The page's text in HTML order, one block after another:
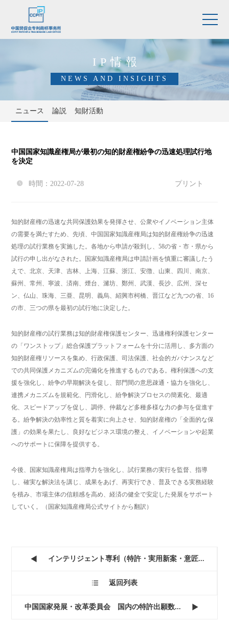
IP情報
NEWS AND INSIGHTS
ニュース 論説 知財活動
中国国家知識産権局が最初の知的財産権紛争の迅速処理試行地
を決定
 時間：2022-07-28 プリント
知的財産権の迅速な共同保護効果を発揮させ、公衆やイノベーション主体
の需要を満たすため、先頃、中国国家知識産権局は知的財産権紛争の迅速
処理の試行業務を実施した。各地から申請が殺到し、58の省・市・県から
試行の申し出がなされた。国家知識産権局は申請計画を慎重に審議したう
えで、北京、天津、吉林、上海、江蘇、浙江、安徴、山東、四川、南京、
蘇州、常州、寧波、済南、煙台、濰坊、鄭州、武漢、長沙、広州、深セ
ン、仏山、珠海、三亜、昆明、義烏、紹興市柯橋、晋江など九つの省、16
の市、三つの県を最初の試行地に決定した。
知的財産権の試行業務は知的財産権保護センター、迅速権利保護センター
の「ワンストップ」総合保護プラットフォームを十分に活用し、多方面の
知的財産権リソースを集め、行政保護、司法保護、社会的ガバナンスなど
での共同保護メカニズムの完備化を推進するものである。権利保護への支
援を強化し、紛争の早期解決を促し、部門間の意思疎通・協力を強化し、
連携メカニズムを規範化、円滑化し、紛争解決プロセスの簡素化、最適
化、スピードアップを促し、調停、仲裁など多種多様な力の参与を促進す
る。紛争解決の効率性と質を着実に向上させ、知的財産権の「全面的な保
護」の効果を果たし、良好なビジネス環境の整え、イノベーションや起業
へのサポートに保障を提供する。
今後、国家知識産権局は指導力を強化し、試行業務の実行を監督、指導
し、確実な解決法を講じ、成果をあげ、再実行でき、普及できる実務経験
を積み、市場主体の信頼感を高め、経済の健全で安定した発展をサポート
していく。（国家知識産権局公式サイトから翻訳）
 インテリジェント専利（特許・実用新案・意匠...
 返回列表
中国国家発展・改革委員会 国内の特許出願数... 